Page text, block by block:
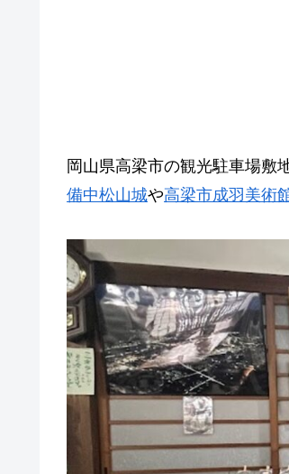
岡山県高梁市の観光駐車場敷
備中松山城や高梁市成羽美術